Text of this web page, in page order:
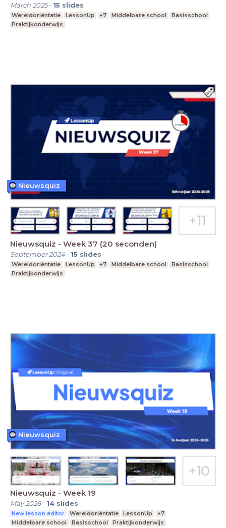
March 2025- 15 slides
Wereldoriëntatie LessonUp +7 Middelbare school
Basisschool
Praktijkonderwijs
Nieuwsquiz - Week 37 (20 seconden)
September 2024- 15 slides
Wereldoriëntatie LessonUp +7 Middelbare school
Basisschool
Praktijkonderwijs
Nieuwsquiz
Nieuwsquiz - Week 19
May 2026- 14 slides
New lesson editor Wereldoriëntatie LessonUp
+7
Middelbare school
Basisschool Praktijkonderwijs
Nieuwsquiz